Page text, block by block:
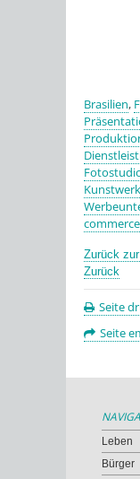
Brasilien,
commerce
Zurück
Zurück
Seite
Seite
Leben
Bürger